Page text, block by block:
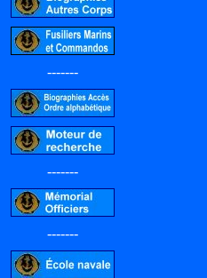
-------
-------
-------